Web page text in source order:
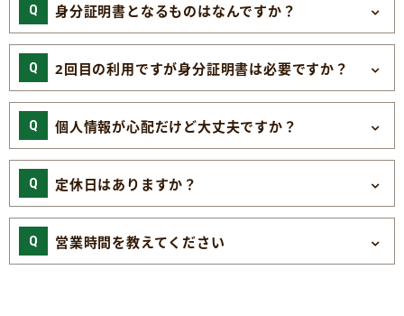
身分証明書となるものはなんですか？
2回目の利用ですが身分証明書は必要ですか？
個人情報が心配だけど大丈夫ですか？
定休日はありますか？
営業時間を教えてください